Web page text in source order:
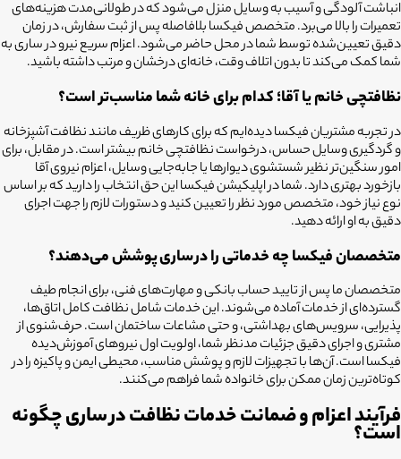
انباشت آلودگی و آسیب به وسایل منزل می‌شود که در طولانی‌مدت هزینه‌های
تعمیرات را بالا می‌برد. متخصص فیکسا بلافاصله پس از ثبت سفارش، در زمان
دقیق تعیین‌شده توسط شما در محل حاضر می‌شود. اعزام سریع نیرو در ساری به
شما کمک می‌کند تا بدون اتلاف وقت، خانه‌ای درخشان و مرتب داشته باشید.
نظافتچی خانم یا آقا؛ کدام برای خانه شما مناسب‌تر است؟
در تجربه مشتریان فیکسا دیده‌ایم که برای کارهای ظریف مانند نظافت آشپزخانه
و گردگیری وسایل حساس، درخواست نظافتچی خانم بیشتر است. در مقابل، برای
امور سنگین‌تر نظیر شستشوی دیوارها یا جابه‌جایی وسایل، اعزام نیروی آقا
بازخورد بهتری دارد. شما در اپلیکیشن فیکسا این حق انتخاب را دارید که بر اساس
نوع نیاز خود، متخصص مورد نظر را تعیین کنید و دستورات لازم را جهت اجرای
دقیق به او ارائه دهید.
متخصصان فیکسا چه خدماتی را درساریپوشش می‌دهند؟
متخصصان ما پس از تایید حساب بانکی و مهارت‌های فنی، برای انجام طیف
گسترده‌ای از خدمات آماده می‌شوند. این خدمات شامل نظافت کامل اتاق‌ها،
پذیرایی، سرویس‌های بهداشتی، و حتی مشاعات ساختمان است. حرف‌شنوی از
مشتری و اجرای دقیق جزئیات مدنظر شما، اولویت اول نیروهای آموزش‌دیده
فیکسا است. آن‌ها با تجهیزات لازم و پوشش مناسب، محیطی ایمن و پاکیزه را در
کوتاه‌ترین زمان ممکن برای خانواده شما فراهم می‌کنند.
فرآیند اعزام و ضمانت خدمات نظافت درساریچگونه
است؟